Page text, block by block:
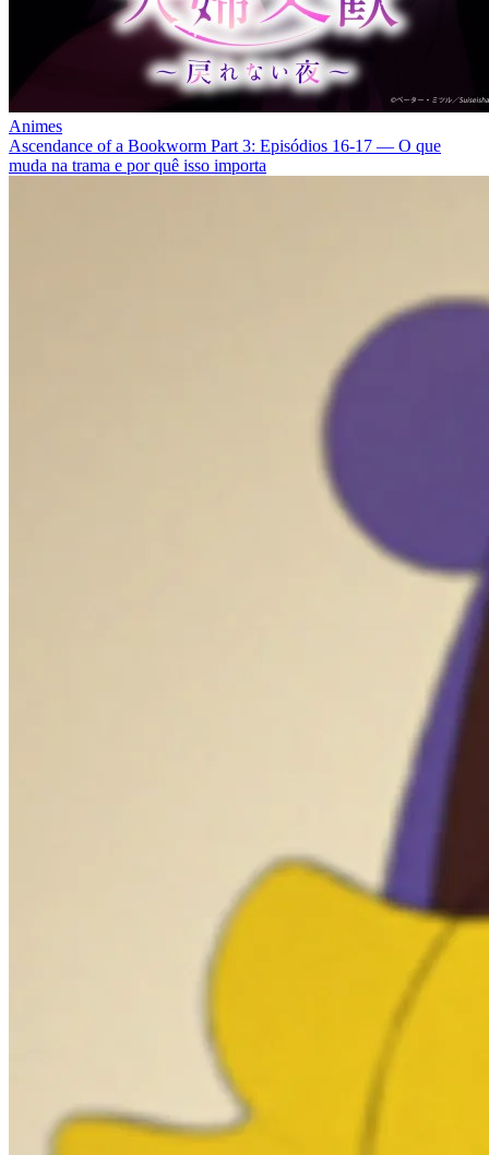
Animes
Ascendance of a Bookworm Part 3: Episódios 16‑17 — O que
muda na trama e por quê isso importa